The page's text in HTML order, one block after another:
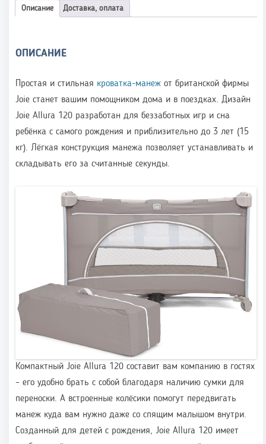
Описание Доставка, оплата
ОПИСАНИЕ
Простая и стильная кроватка-манеж от британской фирмы
Joie станет вашим помощником дома и в поездках. Дизайн
Joie Allura 120 разработан для беззаботных игр и сна
ребёнка с самого рождения и приблизительно до 3 лет (15
кг). Лёгкая конструкция манежа позволяет устанавливать и
складывать его за считанные секунды.
Компактный Joie Allura 120 составит вам компанию в гостях
– его удобно брать с собой благодаря наличию сумки для
переноски. А встроенные колёсики помогут передвигать
манеж куда вам нужно даже со спящим малышом внутри.
Созданный для детей с рождения, Joie Allura 120 имеет